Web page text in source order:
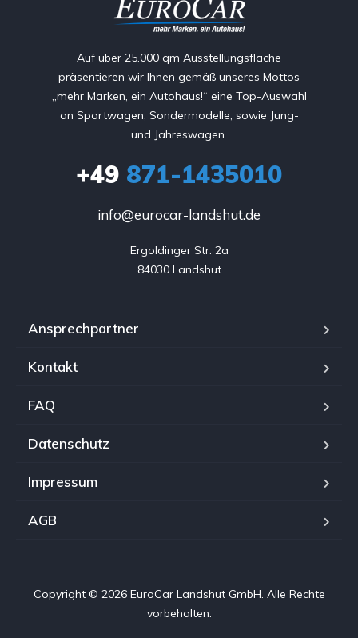
Auf über 25.000 qm Ausstellungsfläche
präsentieren wir Ihnen gemäß unseres Mottos
„mehr Marken, ein Autohaus!“ eine Top-Auswahl
an Sportwagen, Sondermodelle, sowie Jung-
und Jahreswagen.
+49 871-1435010
info@eurocar-landshut.de
Ergoldinger Str. 2a
84030 Landshut
Ansprechpartner
Kontakt
FAQ
Datenschutz
Impressum
AGB
Copyright © 2026 EuroCar Landshut GmbH. Alle Rechte
vorbehalten.